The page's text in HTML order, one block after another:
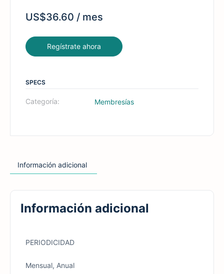
US$36.60 / mes
Regístrate ahora
SPECS
Categoría: Membresías
Información adicional
Información adicional
PERIODICIDAD
Mensual, Anual